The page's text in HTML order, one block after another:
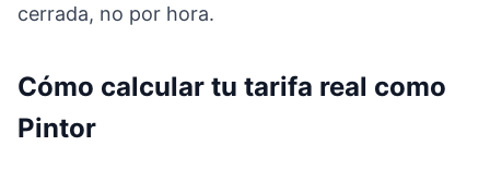
cerrada, no por hora.
Cómo calcular tu tarifa real como
Pintor